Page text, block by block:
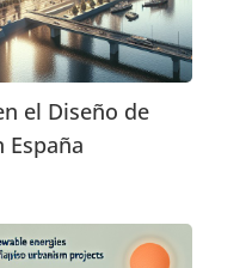
el Diseño de
España